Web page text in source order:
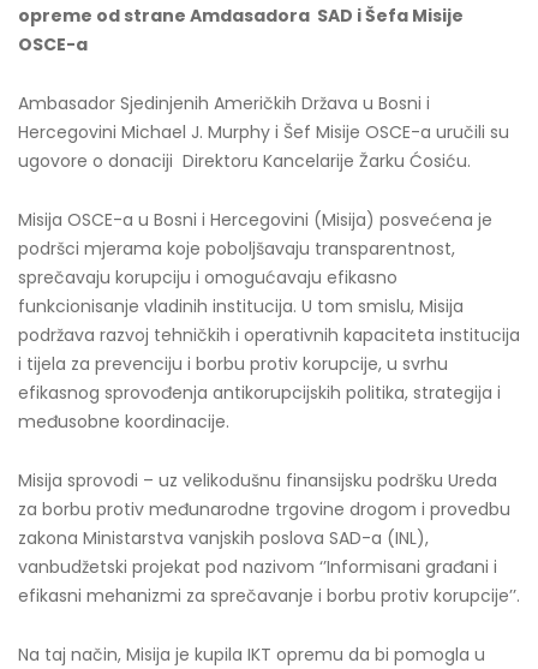
opreme od strane Amdasadora SAD i Šefa Misije
OSCE-a
Ambasador Sjedinjenih Američkih Država u Bosni i
Hercegovini Michael J. Murphy i Šef Misije OSCE-a uručili su
ugovore o donaciji Direktoru Kancelarije Žarku Ćosiću.
Misija OSCE-a u Bosni i Hercegovini (Misija) posvećena je
podršci mjerama koje poboljšavaju transparentnost,
sprečavaju korupciju i omogućavaju efikasno
funkcionisanje vladinih institucija. U tom smislu, Misija
podržava razvoj tehničkih i operativnih kapaciteta institucija
i tijela za prevenciju i borbu protiv korupcije, u svrhu
efikasnog sprovođenja antikorupcijskih politika, strategija i
međusobne koordinacije.
Misija sprovodi – uz velikodušnu finansijsku podršku Ureda
za borbu protiv međunarodne trgovine drogom i provedbu
zakona Ministarstva vanjskih poslova SAD-a (INL),
vanbudžetski projekat pod nazivom ‘’Informisani građani i
efikasni mehanizmi za sprečavanje i borbu protiv korupcije’’.
Na taj način, Misija je kupila IKT opremu da bi pomogla u